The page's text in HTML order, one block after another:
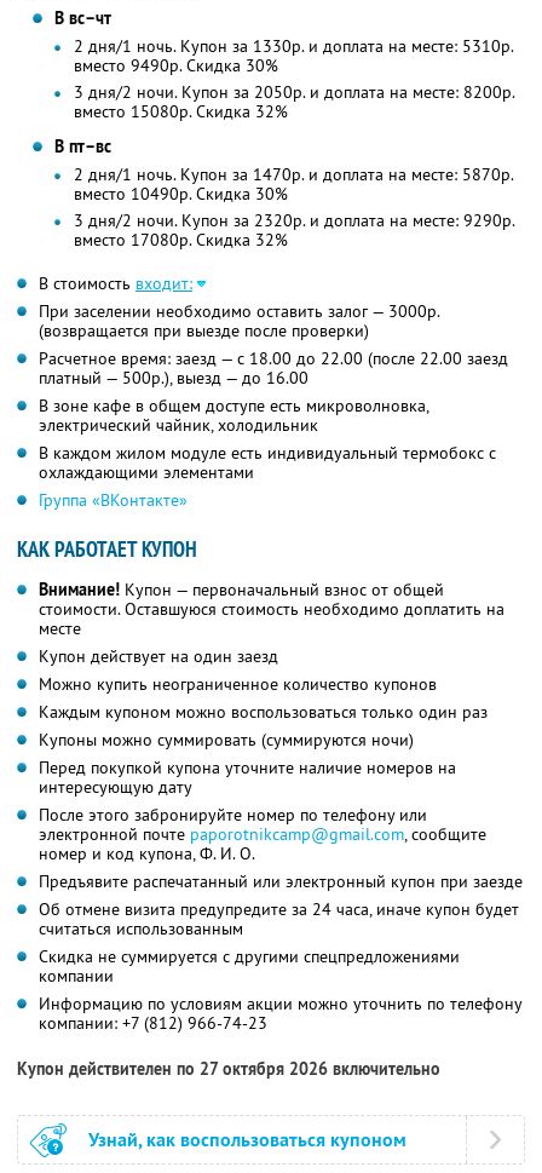
В вс–чт
2 дня/1 ночь. Купон за 1330р. и доплата на месте: 5310р.
вместо 9490р.Скидка 30%
3 дня/2 ночи. Купон за 2050р. и доплата на месте: 8200р.
вместо 15080р.Скидка 32%
В пт–вс
2 дня/1 ночь. Купон за 1470р. и доплата на месте: 5870р.
вместо 10490р.Скидка 30%
3 дня/2 ночи. Купон за 2320р. и доплата на месте: 9290р.
вместо 17080р.Скидка 32%
В стоимость входит:
При заселении необходимо оставить залог — 3000р.
(возвращается при выезде после проверки)
Расчетное время: заезд — с 18.00 до 22.00 (после 22.00 заезд
платный — 500р.), выезд — до 16.00
В зоне кафе в общем доступе есть микроволновка,
электрический чайник, холодильник
В каждом жилом модуле есть индивидуальный термобокс с
охлаждающими элементами
Группа «ВКонтакте»
КАК РАБОТАЕТ КУПОН
Внимание! Купон — первоначальный взнос от общей
стоимости. Оставшуюся стоимость необходимо доплатить на
месте
Купон действует на один заезд
Можно купить неограниченное количество купонов
Каждым купоном можно воспользоваться только один раз
Купоны можно суммировать (суммируются ночи)
Перед покупкой купона уточните наличие номеров на
интересующую дату
После этого забронируйте номер по телефону или
электронной почте paporotnikcamp@gmail.com, сообщите
номер и код купона, Ф. И. О.
Предъявите распечатанный или электронный купон при заезде
Об отмене визита предупредите за 24 часа, иначе купон будет
считаться использованным
Скидка не суммируется с другими спецпредложениями
компании
Информацию по условиям акции можно уточнить по телефону
компании: +7 (812) 966-74-23
Купон действителен по 27 октября 2026 включительно
Узнай, как воспользоваться купоном